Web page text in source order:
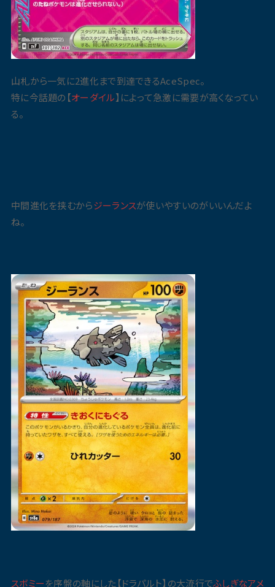
山札から一気に2進化まで到達できるAceSpec。
特に今話題の【オーダイル】によって急激に需要が高くなってい
る。
中間進化を挟むからジーランスが使いやすいのがいいんだよ
ね。
スボミーを序盤の軸にした【ドラパルト】の大流行でふしぎなアメ